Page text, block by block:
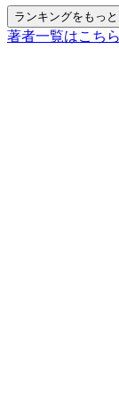
ランキングをもっ
著者一覧はこちら